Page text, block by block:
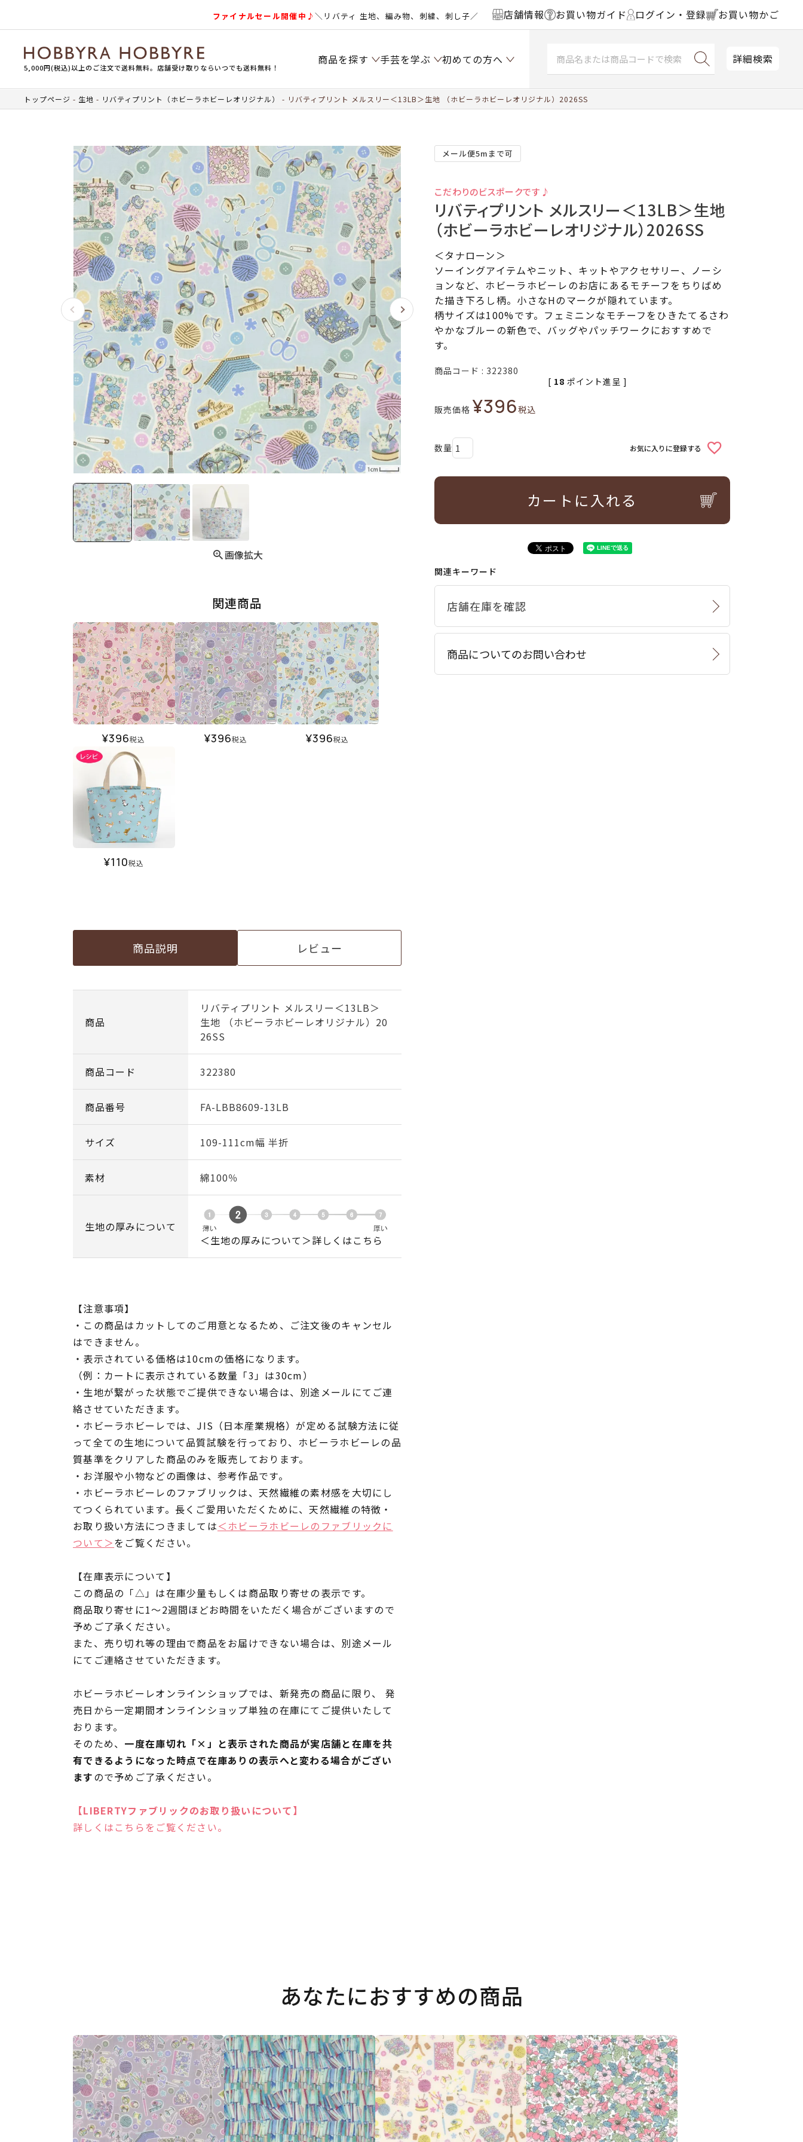
ファイナルセール開催中♪＼リバティ 生地、編み物、刺繍、刺し子／ 店舗情報 お買い物ガイド ログイン・登録 お買い物かご
5,000円(税込)以上のご注文で送料無料。店舗受け取りならいつでも送料無料！
商品を探す 手芸を学ぶ 初めての方へ 詳細検索
トップページ 生地 リバティプリント（ホビーラホビーレオリジナル） リバティプリント メルスリー＜13LB＞生地 （ホビーラホビーレオリジナル）2026SS
画像拡大
関連商品
¥396税込 ¥396税込 ¥396税込
¥110税込
商品説明 レビュー
商品
リバティプリント メルスリー＜13LB＞
生地 （ホビーラホビーレオリジナル）20
26SS
商品コード 322380
商品番号 FA-LBB8609-13LB
サイズ 109-111cm幅 半折
素材 綿100％
生地の厚みについて
＜生地の厚みについて＞詳しくはこちら
【注意事項】
・この商品はカットしてのご用意となるため、ご注文後のキャンセル
はできません。
・表示されている価格は10cmの価格になります。
（例：カートに表示されている数量「3」は30cm）
・生地が繋がった状態でご提供できない場合は、別途メールにてご連
絡させていただきます。
・ホビーラホビーレでは、JIS（日本産業規格）が定める試験方法に従
って全ての生地について品質試験を行っており、ホビーラホビーレの品
質基準をクリアした商品のみを販売しております。
・お洋服や小物などの画像は、参考作品です。
・ホビーラホビーレのファブリックは、天然繊維の素材感を大切にし
てつくられています。長くご愛用いただくために、天然繊維の特徴・
お取り扱い方法につきましては＜ホビーラホビーレのファブリックに
ついて＞をご覧ください。
【在庫表示について】
この商品の「△」は在庫少量もしくは商品取り寄せの表示です。
商品取り寄せに1～2週間ほどお時間をいただく場合がございますので
予めご了承ください。
また、売り切れ等の理由で商品をお届けできない場合は、別途メール
にてご連絡させていただきます。
ホビーラホビーレオンラインショップでは、新発売の商品に限り、 発
売日から一定期間オンラインショップ単独の在庫にてご提供いたして
おります。
そのため、 一度在庫切れ「×」と表示された商品が実店舗と在庫を共
有できるようになった時点で在庫ありの表示へと変わる場合がござい
ますので予めご了承ください。
【LIBERTYファブリックのお取り扱いについて】
詳しくはこちらをご覧ください。
メール便5mまで可
こだわりのビスポークです♪
リバティプリント メルスリー＜13LB＞生地
（ホビーラホビーレオリジナル）2026SS
＜タナローン＞
ソーイングアイテムやニット、キットやアクセサリー、ノーシ
ョンなど、ホビーラホビーレのお店にあるモチーフをちりばめ
た描き下ろし柄。小さなHのマークが隠れています。
柄サイズは100%です。フェミニンなモチーフをひきたてるさわ
やかなブルーの新色で、バッグやパッチワークにおすすめで
す。
商品コード 322380
販売価格 ¥396税込
[ 18 ポイント進呈 ]
お気に入りに登録する
カートに入れる
関連キーワード
商品についてのお問い合わせ
あなたにおすすめの商品